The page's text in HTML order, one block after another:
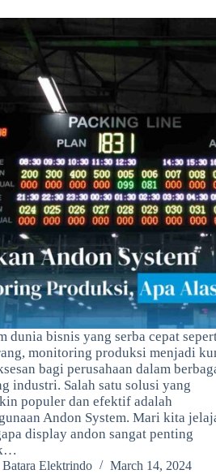
dunia bisnis yang serba cepat
monitoring produksi menjadi
bagi perusahaan dalam
industri. Salah satu solusi yang
populer dan efektif adalah
Andon System. Mari kita
display andon sangat penting
Batara Elektrindo March 14, 2024